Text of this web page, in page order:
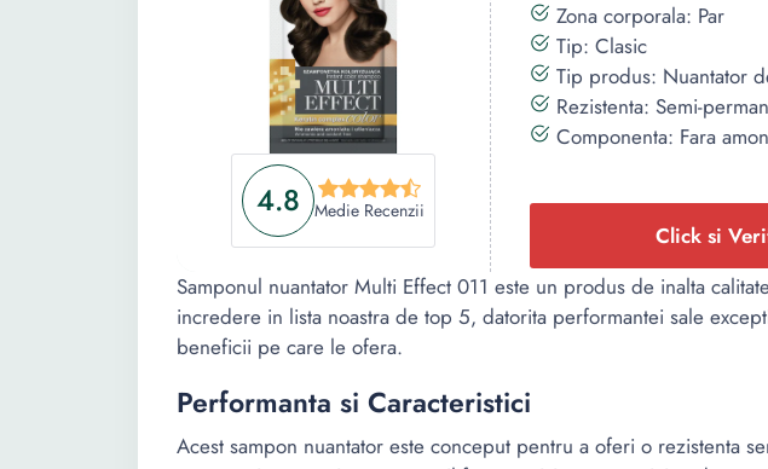
4.8 Medie Recenzii
Zona corporala: Par
Tip: Clasic
Tip produs: Nuantator
Rezistenta: Semi-
Componenta: Fara
Click si
Samponul nuantator Multi Effect 011 este un produs de inalta
incredere in lista noastra de top 5, datorita performantei sale
beneficii pe care le ofera.
Performanta si Caracteristici
Acest sampon nuantator este conceput pentru a oferi o rezistenta